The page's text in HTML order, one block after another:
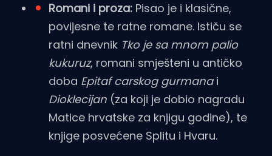
Romani i proza: Pisao je i klasične,
povijesne te ratne romane. Ističu se
ratni dnevnik Tko je sa mnom palio
kukuruz, romani smješteni u antičko
doba Epitaf carskog gurmanai
Dioklecijan (za koji je dobio nagradu
Matice hrvatske za knjigu godine), te
knjige posvećene Splitu i Hvaru.